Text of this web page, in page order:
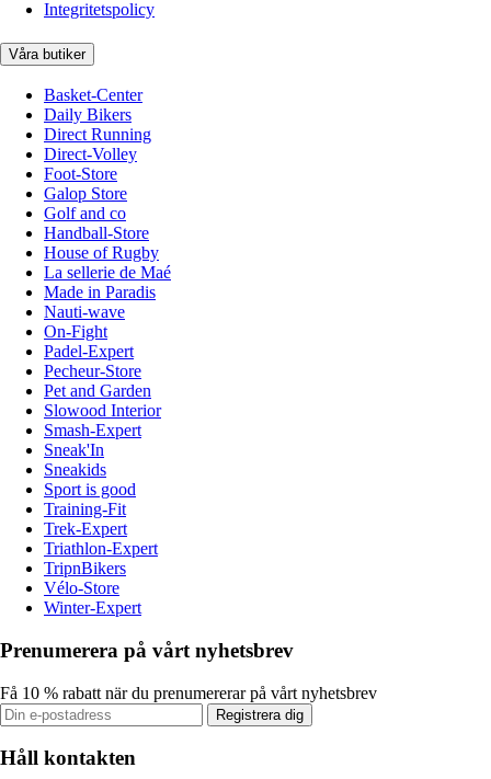
Integritetspolicy
Våra butiker
Basket-Center
Daily Bikers
Direct Running
Direct-Volley
Foot-Store
Galop Store
Golf and co
Handball-Store
House of Rugby
La sellerie de Maé
Made in Paradis
Nauti-wave
On-Fight
Padel-Expert
Pecheur-Store
Pet and Garden
Slowood Interior
Smash-Expert
Sneak'In
Sneakids
Sport is good
Training-Fit
Trek-Expert
Triathlon-Expert
TripnBikers
Vélo-Store
Winter-Expert
Prenumerera på vårt nyhetsbrev
Få 10 % rabatt när du prenumererar på vårt nyhetsbrev
Registrera dig
Håll kontakten